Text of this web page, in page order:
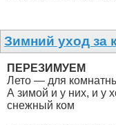
Зимний уход за
ПЕРЕЗИМУЕМ
Лето — для
А зимой и у них, и у
снежный ком